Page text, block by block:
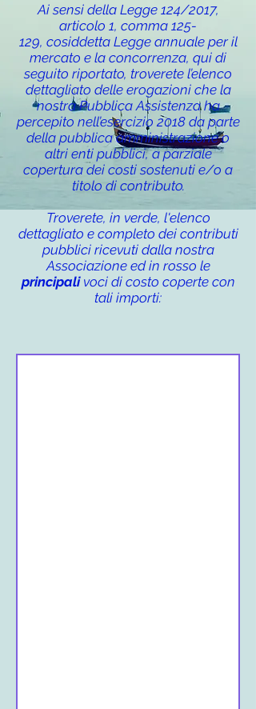
Ai sensi della Legge 124/2017,
articolo 1, comma 125-
129, cosiddetta Legge annuale per il
mercato e la concorrenza, qui di
seguito riportato, troverete l’elenco
dettagliato delle erogazioni che la
nostra Pubblica Assistenza ha
percepito nell’esercizio 2018 da parte
della pubblica amministrazione o
altri enti pubblici, a parziale
copertura dei costi sostenuti e/o a
titolo di contributo.
Troverete, in verde, l'elenco
dettagliato e completo dei contributi
pubblici ricevuti dalla nostra
Associazione ed in rosso le
principalivoci di costo coperte con
tali importi: